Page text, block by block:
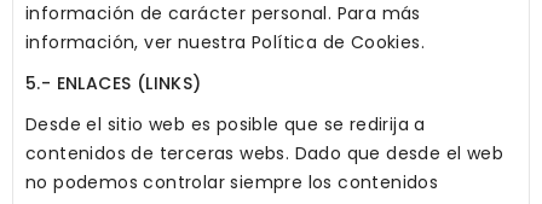
información de carácter personal. Para más
información, ver nuestra Política de Cookies.
5.- ENLACES (LINKS)
Desde el sitio web es posible que se redirija a
contenidos de terceras webs. Dado que desde el web
no podemos controlar siempre los contenidos